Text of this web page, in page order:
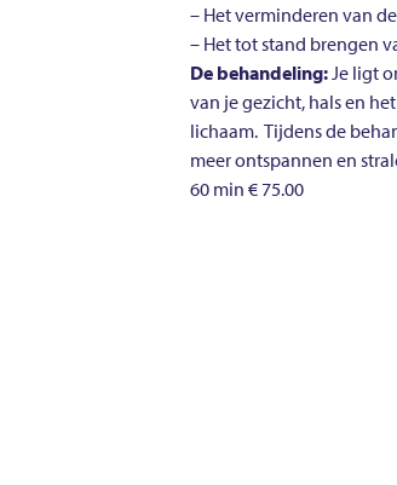
– Het verminderen van
– Het tot stand brengen
De behandeling: Je ligt
van je gezicht, hals en
lichaam. Tijdens de
meer ontspannen en
60 min € 75.00